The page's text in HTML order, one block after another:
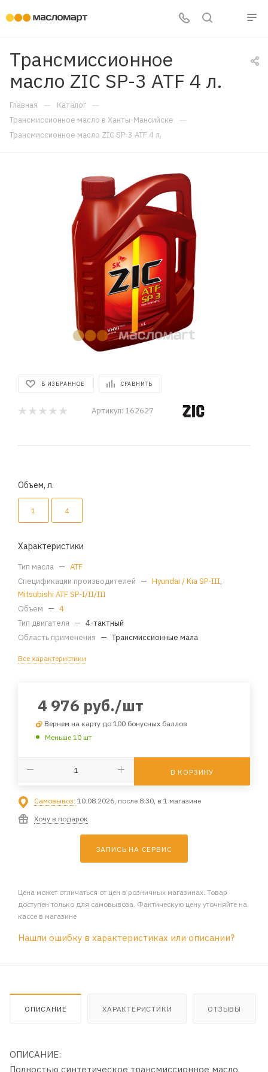
Трансмиссионное
масло ZIC SP-3 ATF 4 л.
Главная — Каталог —
Трансмиссионное масло в Ханты-Мансийске —
Трансмиссионное масло ZIC SP-3 ATF 4 л.
В ИЗБРАННОЕ СРАВНИТЬ
Артикул: 162627
Объем, л.
1 4
Характеристики
Тип масла — ATF
Спецификации производителей — Hyundai / Kia SP-III,
Mitsubishi ATF SP-I/II/III
Объем — 4
Тип двигателя — 4-тактный
Область применения — Трансмиссионные мала
Все характеристики
4 976 руб./шт
Вернем на карту до 100 бонусных баллов
Меньше 10 шт
В КОРЗИНУ
Самовывоз: 10.08.2026, после 8:30, в 1 магазине
Хочу в подарок
ЗАПИСЬ НА СЕРВИС
Цена может отличаться от цен в розничных магазинах. Товар
доступен только для самовывоза. Фактическую цену уточняйте на
кассе в магазине
Нашли ошибку в характеристиках или описании?
ОПИСАНИЕ ХАРАКТЕРИСТИКИ ОТЗЫВЫ
ОПИСАНИЕ:
Полностью синтетическое трансмисcионное масло.